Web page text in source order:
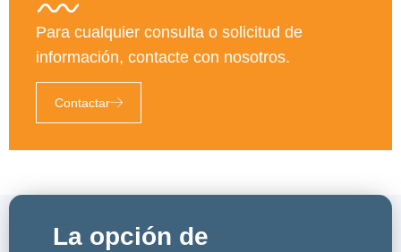
Para cualquier consulta o solicitud de
información, contacte con nosotros.
Contactar
La opción de